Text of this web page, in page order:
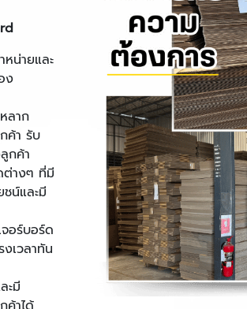
น่ายและ
ง
ลาก
ค้า รับ
กค้า
างๆ ที่มี
น์และมี
อร์บอร์ด
เวลาทัน
ะมี